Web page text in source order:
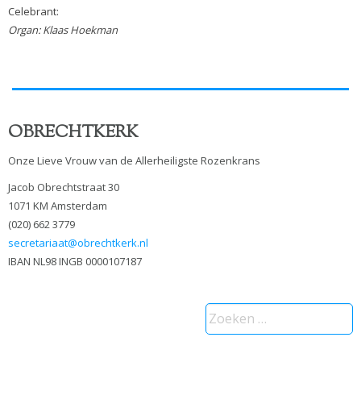
Celebrant:
Organ: Klaas Hoekman
OBRECHTKERK
Onze Lieve Vrouw van de Allerheiligste Rozenkrans
Jacob Obrechtstraat 30
1071 KM Amsterdam
(020) 662 3779
secretariaat@obrechtkerk.nl
IBAN NL98 INGB 0000107187
Zoeken
naar: